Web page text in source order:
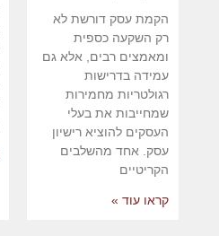
הקמת עסק דורשת לא
רק השקעה כספית
ומאמצים רבים, אלא גם
עמידה בדרישות
רגולטריות מחמירות
שמחייבות את בעלי
העסקים להוציא רישיון
עסק. אחד מהשלבים
הקריטיים
קראו עוד »